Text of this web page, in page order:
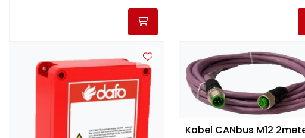
Kabel CANbus M12